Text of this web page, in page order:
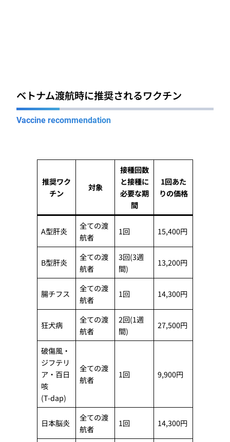
ベトナム渡航時に推奨されるワクチン
Vaccine recommendation
推奨ワク
チン
対象
接種回数
と接種に
必要な期
間
1回あた
りの価格
A型肝炎
全ての渡
航者
1回 15,400円
B型肝炎
全ての渡
航者
3回(3週
間)
13,200円
腸チフス
全ての渡
航者
1回 14,300円
狂犬病
全ての渡
航者
2回(1週
間)
27,500円
破傷風・
ジフテリ
ア・百日
咳
(T-dap)
全ての渡
航者
1回 9,900円
日本脳炎
全ての渡
航者
1回 14,300円